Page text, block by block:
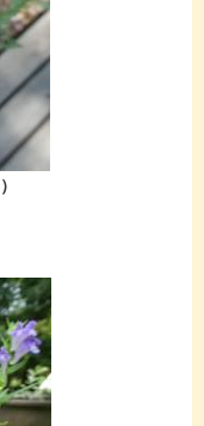
）